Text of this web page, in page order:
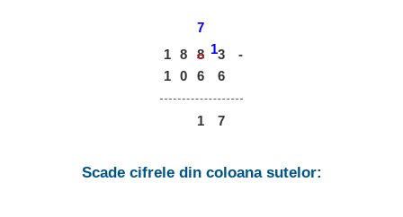
7
1 8 8 13
-
1 0 6 6
1 7
Scade cifrele din coloana sutelor: